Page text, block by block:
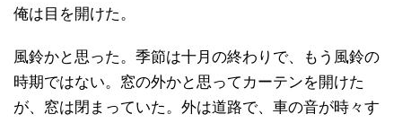
俺は目を開けた。
風鈴かと思った。季節は十月の終わりで、もう風鈴の
時期ではない。窓の外かと思ってカーテンを開けた
が、窓は閉まっていた。外は道路で、車の音が時々す